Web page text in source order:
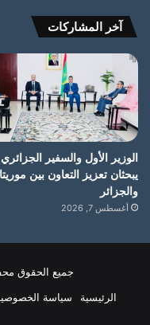
آخر المشاركات
الوزير الأول والسفير الجزائري
يبحثان تعزيز التعاون بين
والجزائر
أغسطس 7, 2026
جميع الحقوق محفوظة© 2026
الرئيسية
سياسة